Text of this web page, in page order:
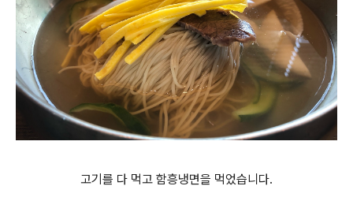
고기를 다 먹고 함흥냉면을 먹었습니다.